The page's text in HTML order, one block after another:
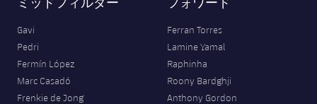
Gavi
Pedri
Fermín López
Marc Casadó
Frenkie de Jong
Ferran Torres
Lamine Yamal
Raphinha
Roony Bardghji
Anthony Gordon